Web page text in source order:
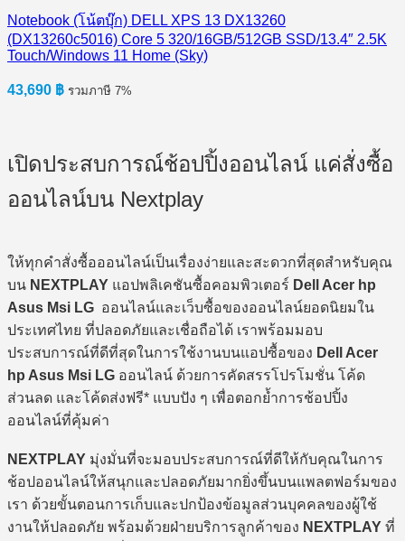
Notebook (โน้ตบุ๊ก) DELL XPS 13 DX13260
(DX13260c5016) Core 5 320/16GB/512GB SSD/13.4″ 2.5K
Touch/Windows 11 Home (Sky)
43,690 ฿ รวมภาษี 7%
เปิดประสบการณ์ช้อปปิ้งออนไลน์ แค่สั่งซื้อ
ออนไลน์บน Nextplay
ให้ทุกคำสั่งซื้อออนไลน์เป็นเรื่องง่ายและสะดวกที่สุดสำหรับคุณ
บน NEXTPLAY แอปพลิเคชันซื้อคอมพิวเตอร์ Dell Acer hp
Asus Msi LG ออนไลน์และเว็บซื้อของออนไลน์ยอดนิยมใน
ประเทศไทย ที่ปลอดภัยและเชื่อถือได้ เราพร้อมมอบ
ประสบการณ์ที่ดีที่สุดในการใช้งานบนแอปซื้อของ Dell Acer
hp Asus Msi LG ออนไลน์ ด้วยการคัดสรรโปรโมชั่น โค้ด
ส่วนลด และโค้ดส่งฟรี* แบบปัง ๆ เพื่อตอกย้ำการช้อปปิ้ง
ออนไลน์ที่คุ้มค่า
NEXTPLAY มุ่งมั่นที่จะมอบประสบการณ์ที่ดีให้กับคุณในการ
ช้อปออนไลน์ให้สนุกและปลอดภัยมากยิ่งขึ้นบนแพลตฟอร์มของ
เรา ด้วยขั้นตอนการเก็บและปกป้องข้อมูลส่วนบุคคลของผู้ใช้
งานให้ปลอดภัย พร้อมด้วยฝ่ายบริการลูกค้าของ NEXTPLAY ที่